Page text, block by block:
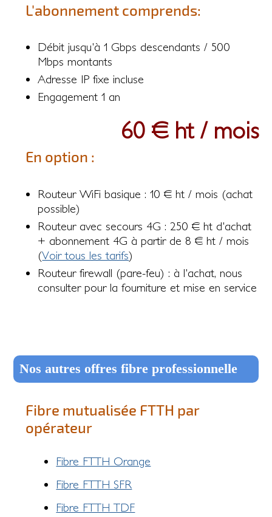
L'abonnement comprends:
Débit jusqu'à 1 Gbps descendants / 500
Mbps montants
Adresse IP fixe incluse
Engagement 1 an
60 € ht / mois
En option :
Routeur WiFi basique : 10 € ht / mois (achat
possible)
Routeur avec secours 4G : 250 € ht d'achat
+ abonnement 4G à partir de 8 € ht / mois
(Voir tous les tarifs)
Routeur firewall (pare-feu) : à l'achat, nous
consulter pour la fourniture et mise en service
Nos autres offres fibre professionnelle
Fibre mutualisée FTTH par
opérateur
Fibre FTTH Orange
Fibre FTTH SFR
Fibre FTTH TDF